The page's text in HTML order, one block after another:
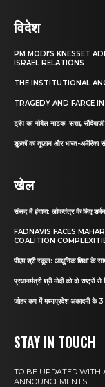
विदेश
PM MODI’S KNESSET
ISRAEL RELATIONS
THE INSTITUTIONAL
TRAGEDY AND FARCE
ट्रंप का नोबेल नाटक: सत्ता,
शुल्कों का तूफ़ान और भारत-अमेरिका
खेल
संसद में हंगामा: लोकतंत्र के लिए
FADNAVIS FACES
COALITION
पीएम श्री स्कूल: आधुनिक शिक्षा के
प्रधानमंत्री श्री मोदी को दो
जोहर कप में मध्यप्रदेश अकादमी के 3
STAY IN TOUCH
TO BE UPDATED WITH
ANNOUNCEMENTS.